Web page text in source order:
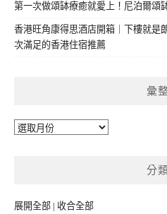
第一次做頌缽療癒就愛上！尼泊爾頌
香港旺角康得思酒店開箱｜下樓就是
次滿足的香港住宿推薦
彙
彙
分類
展開全部 | 收合全部